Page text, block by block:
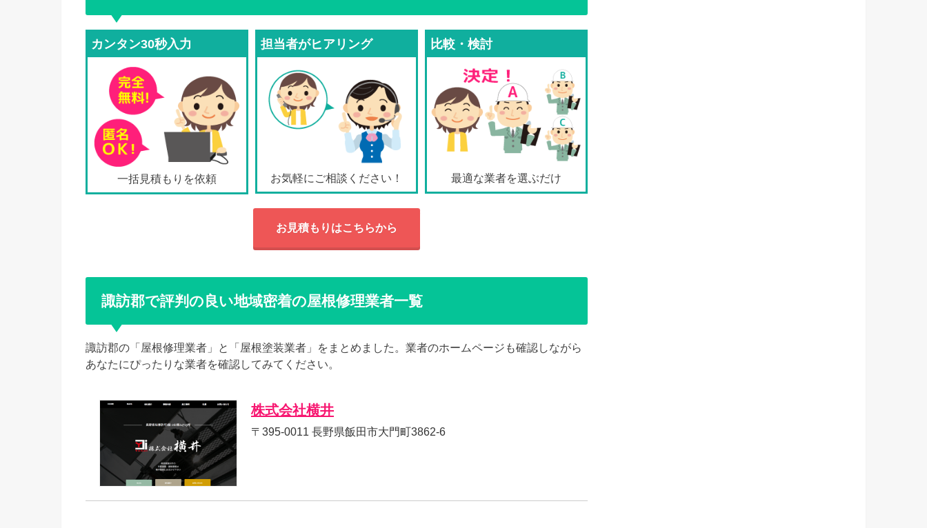
カンタン30秒入力
一括見積もりを依頼
担当者がヒアリング
お気軽にご相談ください！
比較・検討
最適な業者を選ぶだけ
お見積もりはこちらから
諏訪郡で評判の良い地域密着の屋根修理業者一覧
諏訪郡の「屋根修理業者」と「屋根塗装業者」をまとめました。業者のホームページも確認しながら
あなたにぴったりな業者を確認してみてください。
株式会社横井
〒395-0011 長野県飯田市大門町3862-6